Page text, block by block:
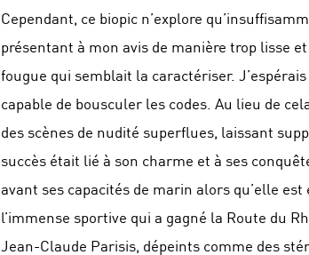
Cependant, ce biopic n’explore
présentant à mon avis de manière trop lisse
fougue qui semblait la caractériser.
capable de bousculer les codes. Au lieu de
des scènes de nudité superflues, laissant
succès était lié à son charme et à ses
avant ses capacités de marin alors qu’elle
l’immense sportive qui a gagné la Route du
Jean-Claude Parisis, dépeints comme des